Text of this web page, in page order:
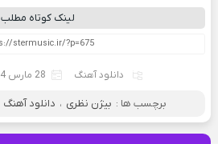
لینک کوتاه مطلب
دانلود آهنگ 28 مارس 2024
برچسب ها : بیژن نظری ، دانلود آهنگ